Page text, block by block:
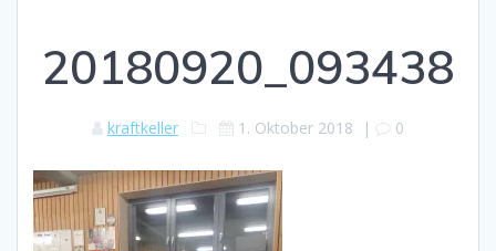
20180920_093438
kraftkeller 1. Oktober 2018 | 0